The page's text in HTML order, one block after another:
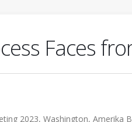
Faces
2023, Washington, Amerika